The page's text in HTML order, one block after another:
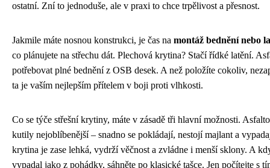
ostatní. Zní to jednoduše, ale v praxi to chce trpělivost a přesnost.
Jakmile máte nosnou konstrukci, je čas na montáž bednění nebo
co plánujete na střechu dát. Plechová krytina? Stačí řídké latění.
potřebovat plné bednění z OSB desek. A než položíte cokoliv,
ta je vaším nejlepším přítelem v boji proti vlhkosti.
Co se týče střešní krytiny, máte v zásadě tři hlavní možnosti.
kutily nejoblíbenější – snadno se pokládají, nestojí majlant a
krytina je zase lehká, vydrží věčnost a zvládne i menší sklony. A
vypadal jako z pohádky, sáhněte po klasické tašce. Jen počítejte s